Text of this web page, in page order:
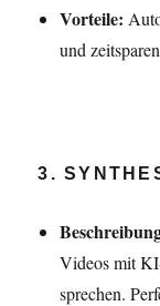
Vorteile:
und
3.
Videos mit
sprechen.